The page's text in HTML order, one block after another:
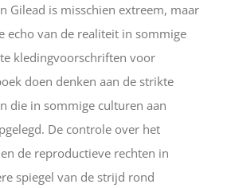
Gilead is misschien extreem, maar
echo van de realiteit in sommige
kledingvoorschriften voor
doen denken aan de strikte
die in sommige culturen aan
De controle over het
de reproductieve rechten in
spiegel van de strijd rond